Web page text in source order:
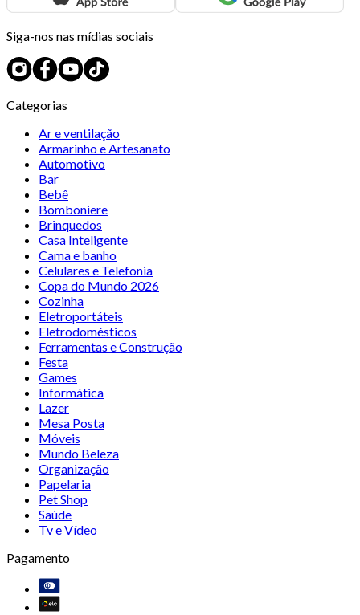
Siga-nos nas mídias sociais
Categorias
Ar e ventilação
Armarinho e Artesanato
Automotivo
Bar
Bebê
Bomboniere
Brinquedos
Casa Inteligente
Cama e banho
Celulares e Telefonia
Copa do Mundo 2026
Cozinha
Eletroportáteis
Eletrodomésticos
Ferramentas e Construção
Festa
Games
Informática
Lazer
Mesa Posta
Móveis
Mundo Beleza
Organização
Papelaria
Pet Shop
Saúde
Tv e Vídeo
Pagamento